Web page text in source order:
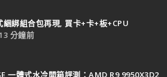
綑綁組合包再現, 買卡+卡+板+CPU
分鐘前
一體式水冷開箱評測：AMD R9 9950X3D2